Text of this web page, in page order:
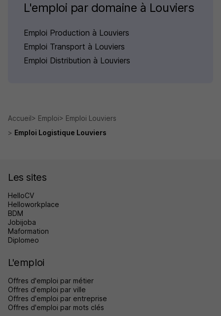
L'emploi par domaine à Louviers
Emploi Production à Louviers
Emploi Transport à Louviers
Emploi Distribution à Louviers
Accueil Emploi
Emploi Louviers
Emploi Logistique Louviers
Les sites
HelloCV
Helloworkplace
BDM
Jobijoba
Maformation
Diplomeo
L'emploi
Offres d'emploi par métier
Offres d'emploi par ville
Offres d'emploi par entreprise
Offres d'emploi par mots clés